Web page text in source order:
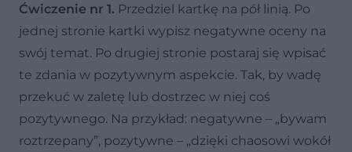
Ćwiczenie nr 1. Przedziel kartkę na pół linią. Po
jednej stronie kartki wypisz negatywne oceny na
swój temat. Po drugiej stronie postaraj się wpisać
te zdania w pozytywnym aspekcie. Tak, by wadę
przekuć w zaletę lub dostrzec w niej coś
pozytywnego. Na przykład: negatywne – „bywam
roztrzepany”, pozytywne – „dzięki chaosowi wokół